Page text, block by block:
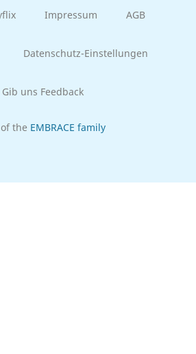
Impressum AGB
Datenschutz-Einstellungen
Gib uns Feedback
the EMBRACE family